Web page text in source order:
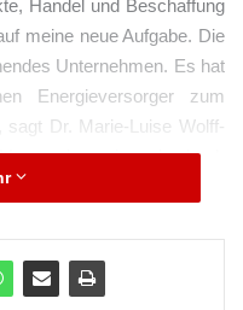
Handel und Beschaffung
meine neue Aufgabe. Die
Unternehmen. Es hat
Energieversorger zum
sagt Dr. Marie-Luise Wolff-
durch
auch bei der HSE AG
Marktdesign und
Vertrieb machen den